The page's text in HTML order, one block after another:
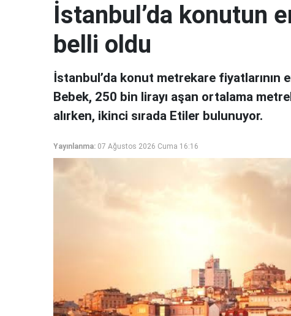
İstanbul’da konutun
belli oldu
İstanbul’da konut metrekare
Bebek, 250 bin lirayı aşan ortalama
alırken, ikinci sırada Etiler bulunuyor.
Yayınlanma: 07 Ağustos 2026 Cuma 16:16